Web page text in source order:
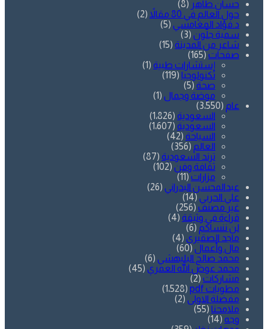
حسان طاهر (8)
حول العالم في 80 مقالاً
(2)
د.فؤاد المغامسي (5)
سمية جلّون (3)
شاعر من المدينة (15)
صفحات (165)
إستشارات طبية (1)
تكنولوجيا (119)
صحة (5)
موضة وجمال (1)
عام (3٬550)
السعودية (1٬826)
السعودية (1٬607)
السياحة (42)
العالم (356)
ترند السعودية (87)
ثقافة وفن (102)
مزارات (11)
عبدالمحسن البدراني (26)
علي الحربي (14)
غير مصنف (256)
قراءة في وثيقة (4)
لن ننساكم (6)
ماجد الصقيري (4)
مال وأعمال (60)
محمد صالح البليهشي (6)
محمد عوض الله العمري (45)
مشاركات (2)
مطويات pdf
(1٬528)
مفضلة الاولى (2)
ملامحنا (55)
وجه (14)